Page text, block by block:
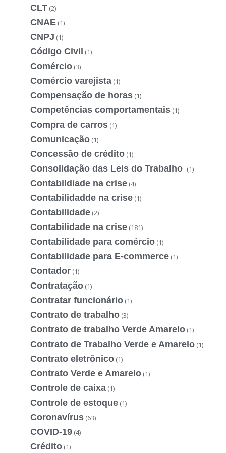
CLT (2)
CNAE (1)
CNPJ (1)
Código Civil (1)
Comércio (3)
Comércio varejista (1)
Compensação de horas (1)
Competências comportamentais (1)
Compra de carros (1)
Comunicação (1)
Concessão de crédito (1)
Consolidação das Leis do Trabalho (1)
Contabildiade na crise (4)
Contabilidadde na crise (1)
Contabilidade (2)
Contabilidade na crise (181)
Contabilidade para comércio (1)
Contabilidade para E-commerce (1)
Contador (1)
Contratação (1)
Contratar funcionário (1)
Contrato de trabalho (3)
Contrato de trabalho Verde Amarelo (1)
Contrato de Trabalho Verde e Amarelo (1)
Contrato eletrônico (1)
Contrato Verde e Amarelo (1)
Controle de caixa (1)
Controle de estoque (1)
Coronavírus (63)
COVID-19 (4)
Crédito (1)